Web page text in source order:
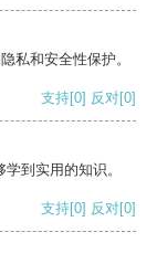
私和安全性保护。
支持[0] 反对[0]
到实用的知识。
支持[0] 反对[0]